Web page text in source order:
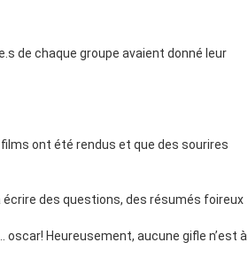
de chaque groupe avaient donné leur
ont été rendus et que des sourires
des questions, des résumés foireux
oscar! Heureusement, aucune gifle n’est à